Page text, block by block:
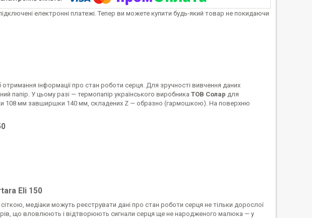
електронні платежі. Тепер ви можете купити будь-який товар не покидаючи
інформації про стан роботи серця. Для зручності вивчення даних
папір. У цьому разі — термопапір українського виробника ТОВ Солар для
108 мм завширшки 140 мм, складених Z — образно (гармошкою). На поверхню
Eli 150
медіаки можуть реєструвати дані про стан роботи серця не тільки дорослої
що вловлюють і відтворюють сигнали серця ще не народженого малюка — у